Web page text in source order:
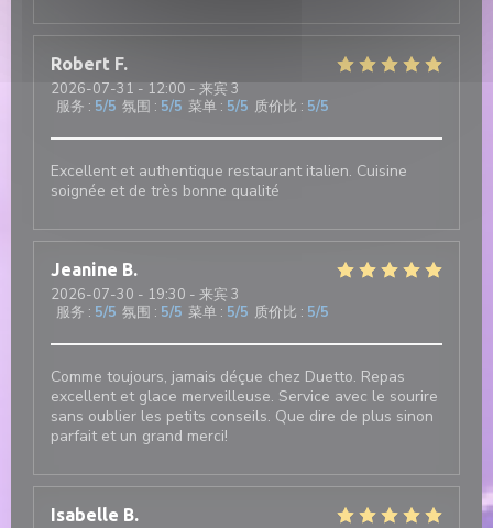
Robert F
2026-07-31 - 12:00 - 来宾 3
服务 : 5/5 氛围 : 5/5 菜单 : 5/5 质价比 : 5/5
Excellent et authentique restaurant italien. Cuisine
soignée et de très bonne qualité
Jeanine B
2026-07-30 - 19:30 - 来宾 3
服务 : 5/5 氛围 : 5/5 菜单 : 5/5 质价比 : 5/5
Comme toujours, jamais déçue chez Duetto. Repas
excellent et glace merveilleuse. Service avec le sourire
sans oublier les petits conseils. Que dire de plus sinon
parfait et un grand merci!
Isabelle B